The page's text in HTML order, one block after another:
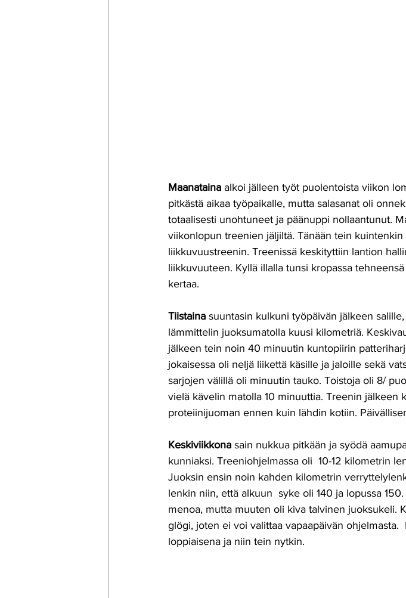
Maanataina alkoi jälleen työt puolentoista viikon
pitkästä aikaa työpaikalle, mutta salasanat oli
totaalisesti unohtuneet ja päänuppi nollaantunut.
viikonlopun treenien jäljiltä. Tänään tein
liikkuvuustreenin. Treenissä keskityttiin lantion
liikkuvuuteen. Kyllä illalla tunsi kropassa
kertaa.
Tiistaina suuntasin kulkuni työpäivän jälkeen
lämmittelin juoksumatolla kuusi kilometriä.
jälkeen tein noin 40 minuutin kuntopiirin
jokaisessa oli neljä liikettä käsille ja jaloille sekä
sarjojen välillä oli minuutin tauko. Toistoja oli 8/
vielä kävelin matolla 10 minuuttia. Treenin jälkeen
proteiinijuoman ennen kuin lähdin kotiin.
Keskiviikkona sain nukkua pitkään ja syödä
kunniaksi. Treeniohjelmassa oli  10-12 kilometrin
Juoksin ensin noin kahden kilometrin
lenkin niin, että alkuun  syke oli 140 ja lopussa
menoa, mutta muuten oli kiva talvinen juoksukeli.
glögi, joten ei voi valittaa vapaapäivän
loppiaisena ja niin tein nytkin.